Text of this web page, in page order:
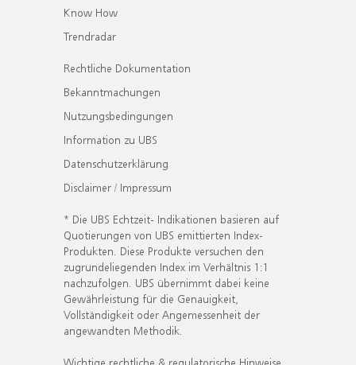
Know How
Trendradar
Rechtliche Dokumentation
Bekanntmachungen
Nutzungsbedingungen
Information zu UBS
Datenschutzerklärung
Disclaimer / Impressum
* Die UBS Echtzeit- Indikationen basieren auf
Quotierungen von UBS emittierten Index-
Produkten. Diese Produkte versuchen den
zugrundeliegenden Index im Verhältnis 1:1
nachzufolgen. UBS übernimmt dabei keine
Gewährleistung für die Genauigkeit,
Vollständigkeit oder Angemessenheit der
angewandten Methodik.